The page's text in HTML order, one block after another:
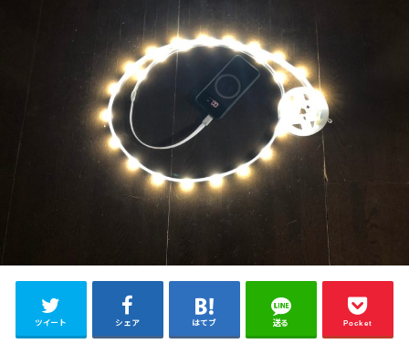
ツイート シェア はてブ 送る Pocket